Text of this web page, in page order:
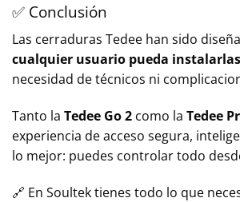
✅ Conclusión
Las cerraduras Tedee han sido
cualquier usuario pueda
necesidad de técnicos ni
Tanto la Tedee Go 2 como la Tedee
experiencia de acceso segura,
lo mejor: puedes controlar todo
🔗 En Soultek tienes todo lo que